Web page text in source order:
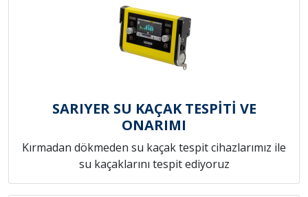
SARIYER SU KAÇAK TESPİTİ VE
ONARIMI
Kırmadan dökmeden su kaçak tespit cihazlarımız ile
su kaçaklarını tespit ediyoruz